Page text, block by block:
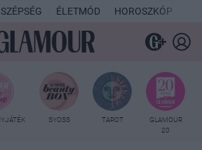
SZÉPSÉG ÉLETMÓD HOROSZKÓP
SYOSS TAROT
GLAMOUR
20